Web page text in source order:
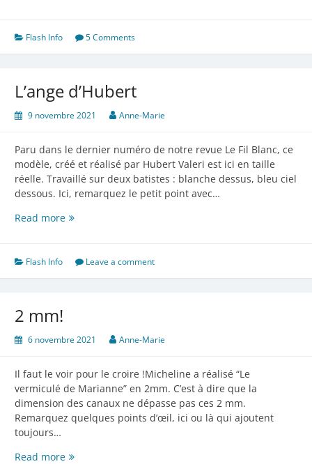
Flash Info 5 Comments
L’ange d’Hubert
9 novembre 2021 Anne-Marie
Paru dans le dernier numéro de notre revue Le Fil Blanc, ce
modèle, créé et réalisé par Hubert Valeri est ici en taille
réelle. Travaillé sur deux batistes : blanche dessus, bleu ciel
dessous. Ici, remarquez le petit point avec…
Read moreL’ange
Flash Info Leave a comment
2 mm!
6 novembre 2021 Anne-Marie
Il faut le voir pour le croire !Micheline a réalisé “Le
vermiculé de Marianne” en 2mm. C’est à dire que la
dimension des canaux ne dépasse pas ces 2 mm.
Remarquez quelques points d’œil, ici ou là qui ajoutent
toujours…
Read more2